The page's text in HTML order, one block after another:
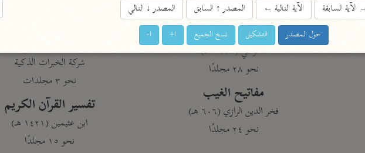
موسوعات
روح المعاني
الآلوسي (١٢٧٠ هـ)
نحو ٢٨ مجلدًا
مفاتيح الغيب
فخر الدين الرازي (٦٠٦ هـ)
نحو ٢٤ مجلدًا
شركة الخبرات الذكية
نحو ٣ مجلدات
تفسير القرآن الكريم
ابن عثيمين (١٤٢١ هـ)
نحو ١٥ مجلدًا
الآية السابقة الآية التالية ← المصدر↑السابق المصدر↓التالي
حول المصدر التشكيل نسخ الجميع ا+ ا-